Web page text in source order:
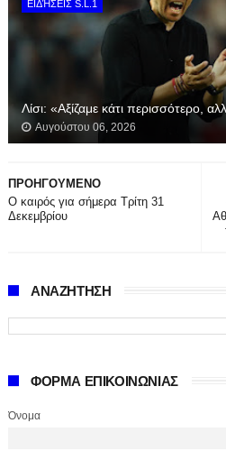
ΕΙΔΉΣΕΙΣ S.L.1
Λίσι: «Αξίζαμε κάτι περισσότερο,
Αυγούστου 06, 2026
ΠΡΟΗΓΟΥΜΕΝΟ
Ο καιρός για σήμερα Τρίτη 31
Δεκεμβρίου
ΑΝΑΖΗΤΗΣΗ
ΦΟΡΜΑ ΕΠΙΚΟΙΝΩΝΙΑΣ
Όνομα